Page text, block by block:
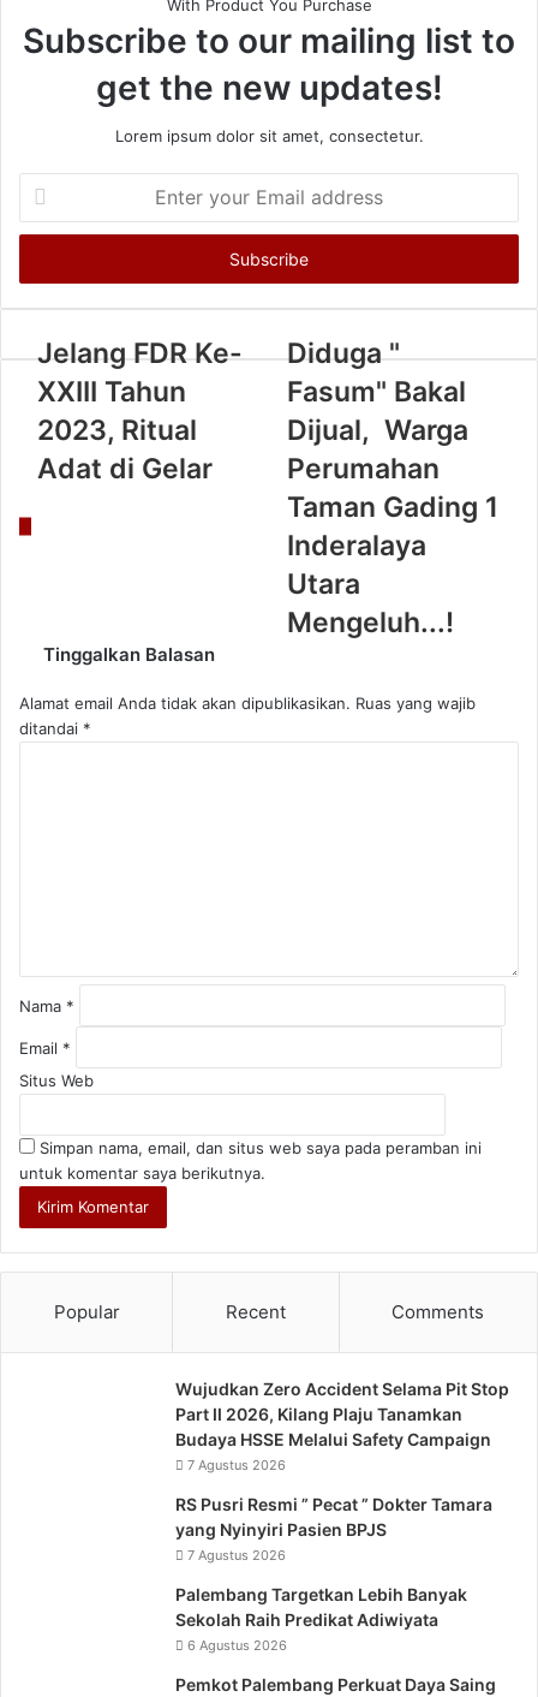
With Product You Purchase
Subscribe to our mailing list to
get the new updates!
Lorem ipsum dolor sit amet, consectetur.
your
Email
Jelang FDR Ke-
XXIII Tahun
2023, Ritual
Adat di Gelar
Diduga "
Fasum" Bakal
Dijual, Warga
Perumahan
Taman Gading 1
Inderalaya
Utara
Mengeluh...!
Tinggalkan Balasan
Alamat email Anda tidak akan dipublikasikan. Ruas yang wajib
ditandai *
Nama *
Email *
Situs Web
Simpan nama, email, dan situs web saya pada peramban ini
untuk komentar saya berikutnya.
Popular Recent Comments
Wujudkan Zero Accident Selama Pit Stop
Part II 2026, Kilang Plaju Tanamkan
Budaya HSSE Melalui Safety Campaign
7 Agustus 2026
RS Pusri Resmi ” Pecat ” Dokter Tamara
yang Nyinyiri Pasien BPJS
7 Agustus 2026
Palembang Targetkan Lebih Banyak
Sekolah Raih Predikat Adiwiyata
6 Agustus 2026
Pemkot Palembang Perkuat Daya Saing